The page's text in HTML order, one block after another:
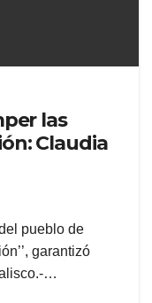
las
Claudia
pueblo de
garantizó
…